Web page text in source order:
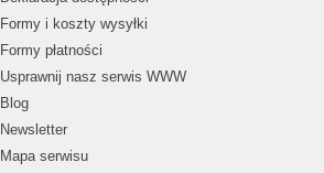
Formy i koszty wysyłki
Formy płatności
Usprawnij nasz serwis WWW
Blog
Newsletter
Mapa serwisu